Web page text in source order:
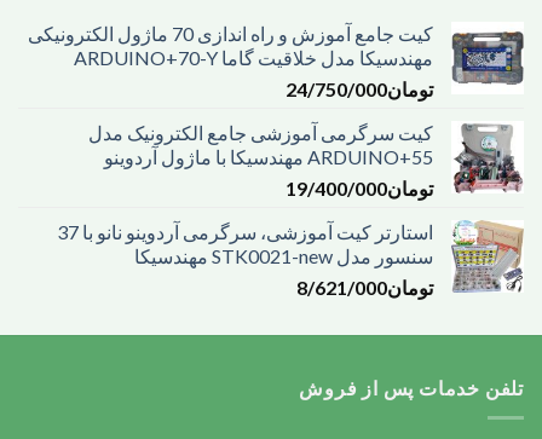
کیت جامع آموزش و راه اندازی 70 ماژول الکترونیکی
مهندسیکا مدل خلاقیت گاما ARDUINO+70-Y
تومان24/750/000
کیت سرگرمی آموزشی جامع الکترونیک مدل
ARDUINO+55 مهندسیکا با ماژول آردوینو
تومان19/400/000
استارتر کیت آموزشی، سرگرمی آردوینو نانو با 37
سنسور مدل STK0021-new مهندسیکا
تومان8/621/000
تلفن خدمات پس از فروش